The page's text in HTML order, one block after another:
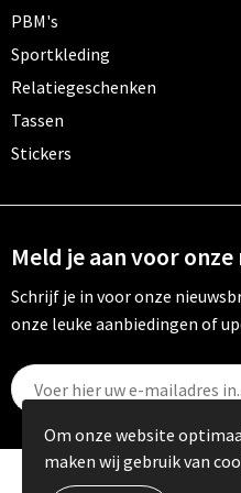
PBM's
Sportkleding
Relatiegeschenken
Tassen
Stickers
Meld je aan voor
Schrijf je in voor onze
onze leuke aanbiedingen of
© Copyright
Om onze website
maken wij gebruik van